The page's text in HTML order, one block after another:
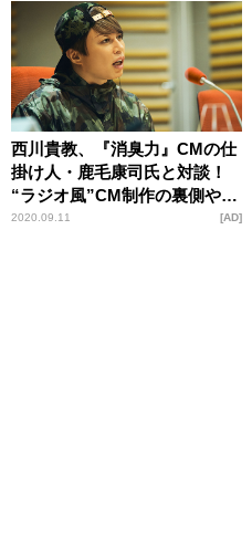
西川貴教、『消臭力』CMの仕
掛け人・鹿毛康司氏と対談！
“ラジオ風”CM制作の裏側や、
ラジオへの想い語る
2020.09.11 AD